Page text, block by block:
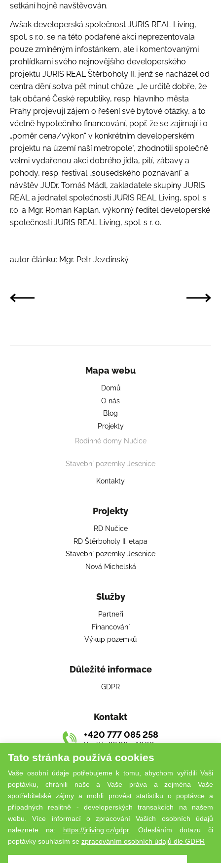
Tato stránka používá cookies
Vaše osobní údaje potřebujeme k tomu, abychom vyřídili Vaši
poptávku, chránili naše a Vaše práva a zejména Vaše
spotřebitelské zájmy a mohli provést statistiku o poptávce a
případných realitně - developerských transakcích na našem
webu. Více informací o zpracování Vašich osobních údajů
naleznete na: https://jrliving.cz/gdpr. Odesláním dotazu či
poptávky souhlasím se zpracováním osobních údajů dle GDPR
setkání hojně navštěvován.
Avšak developerská společnost JURIS REAL Living,
spol. s r.o. se na této podařené akci neprezentovala
pouze zmíněným infostánkem, ale i komentovanými
prohlídkami svého nejnovějšího developerského
projektu JURIS REAL Štěrboholy II, jenž se nacházel od
centra dění sotva pět minut chůze. „Je určitě dobře, že
tak občané České republiky, resp. hlavního města
Prahy projevují zájem o řešení své bytové otázky, a to
včetně hypotečního financování, popř. že se zajímají i o
„poměr cena/výkon“ v konkrétním developerském
projektu na území naší metropole", zhodnotili společně
velmi vydařenou akci dobrého jídla, pití, zábavy a
pohody, resp. festival „sousedského poznávání“ a
návštěv JUDr. Tomáš Mádl, zakladatele skupiny JURIS
REAL a jednatel společnosti JURIS REAL Living, spol. s
r.o. a Mgr. Roman Kaplan, výkonný ředitel developerské
společnosti JURIS REAL Living, spol. s r. o.
autor článku: Mgr. Petr Jezdinský
Mapa webu
Domů
O nás
Blog
Projekty
Rodinné domy Nučice
Stavební pozemky Jesenice
Kontakty
Projekty
RD Nučice
RD Štěrboholy II. etapa
Stavební pozemky Jesenice
Nová Michelská
Služby
Partneři
Financování
Výkup pozemků
Důležité informace
GDPR
Kontakt
+420 777 085 258
Po–Pá: 09:00 – 16:00
living@jurisreal.cz
Copyright © 2026 JURIS REAL Living, spol. s r.o.